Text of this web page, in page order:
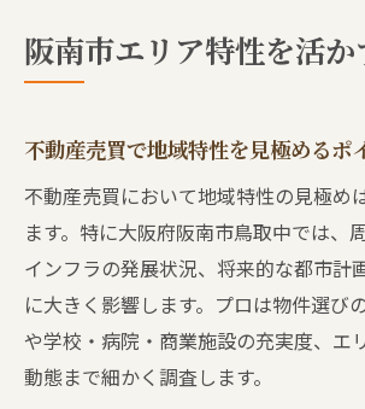
阪南市エリア特性を活
不動産売買で地域特性を見極めるポ
不動産売買において地域特性の見極め
ます。特に大阪府阪南市鳥取中では、
インフラの発展状況、将来的な都市計
に大きく影響します。プロは物件選び
や学校・病院・商業施設の充実度、エ
動態まで細かく調査します。